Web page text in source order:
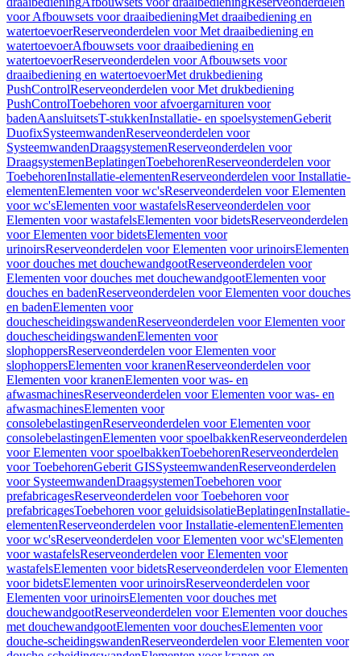
voor Afbouwsets voor draaibedieningMet draaibediening en
watertoevoerReserveonderdelen voor Met draaibediening en
watertoevoerAfbouwsets voor draaibediening en
watertoevoerReserveonderdelen voor Afbouwsets voor
draaibediening en watertoevoerMet drukbediening
PushControlReserveonderdelen voor Met drukbediening
PushControlToebehoren voor afvoergarnituren voor
badenAansluitsetsT-stukkenInstallatie- en spoelsystemenGeberit
DuofixSysteemwandenReserveonderdelen voor
SysteemwandenDraagsystemenReserveonderdelen voor
DraagsystemenBeplatingenToebehorenReserveonderdelen voor
ToebehorenInstallatie-elementenReserveonderdelen voor Installatie-
elementenElementen voor wc'sReserveonderdelen voor Elementen
voor wc'sElementen voor wastafelsReserveonderdelen voor
Elementen voor wastafelsElementen voor bidetsReserveonderdelen
voor Elementen voor bidetsElementen voor
urinoirsReserveonderdelen voor Elementen voor urinoirsElementen
voor douches met douchewandgootReserveonderdelen voor
Elementen voor douches met douchewandgootElementen voor
douches en badenReserveonderdelen voor Elementen voor douches
en badenElementen voor
douchescheidingswandenReserveonderdelen voor Elementen voor
douchescheidingswandenElementen voor
slophoppersReserveonderdelen voor Elementen voor
slophoppersElementen voor kranenReserveonderdelen voor
Elementen voor kranenElementen voor was- en
afwasmachinesReserveonderdelen voor Elementen voor was- en
afwasmachinesElementen voor
consolebelastingenReserveonderdelen voor Elementen voor
consolebelastingenElementen voor spoelbakkenReserveonderdelen
voor Elementen voor spoelbakkenToebehorenReserveonderdelen
voor ToebehorenGeberit GISSysteemwandenReserveonderdelen
voor SysteemwandenDraagsystemenToebehoren voor
prefabricagesReserveonderdelen voor Toebehoren voor
prefabricagesToebehoren voor geluidsisolatieBeplatingenInstallatie-
elementenReserveonderdelen voor Installatie-elementenElementen
voor wc'sReserveonderdelen voor Elementen voor wc'sElementen
voor wastafelsReserveonderdelen voor Elementen voor
wastafelsElementen voor bidetsReserveonderdelen voor Elementen
voor bidetsElementen voor urinoirsReserveonderdelen voor
Elementen voor urinoirsElementen voor douches met
douchewandgootReserveonderdelen voor Elementen voor douches
met douchewandgootElementen voor douchesElementen voor
douche-scheidingswandenReserveonderdelen voor Elementen voor